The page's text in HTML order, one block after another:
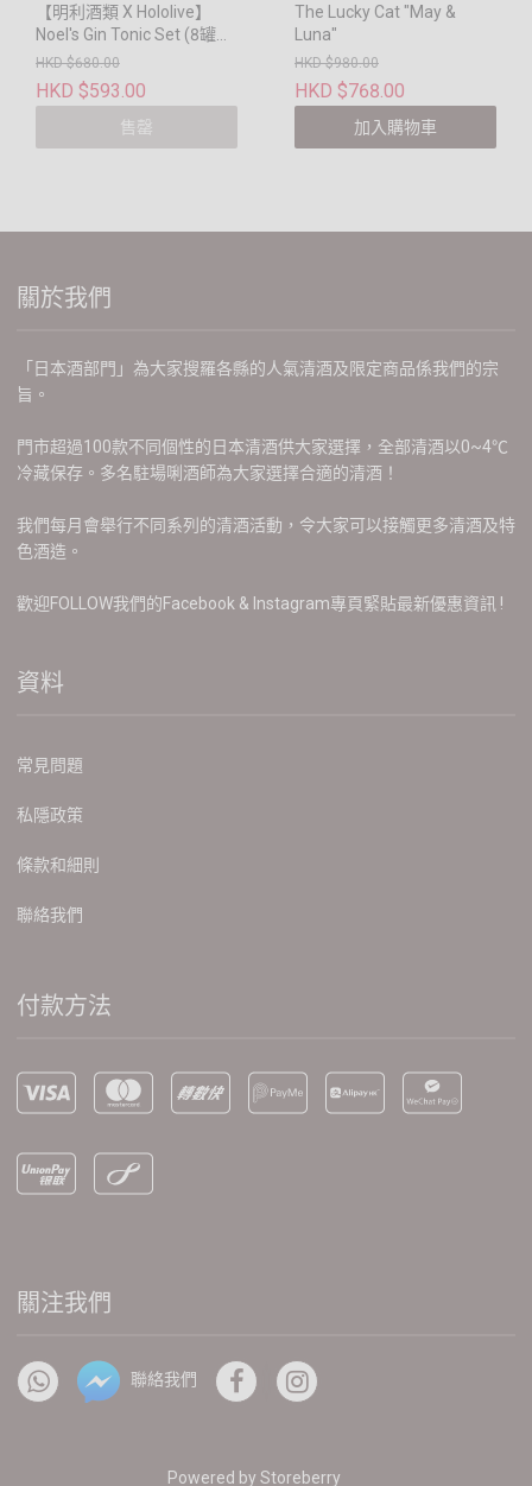
【明利酒類 X Hololive】
Noel's Gin Tonic Set (8罐
x350ml)
HKD $680.00
HKD $593.00
售罄
The Lucky Cat "May &
Luna"
HKD $980.00
HKD $768.00
加入購物車
關於我們
「日本酒部門」為大家搜羅各縣的人氣清酒及限定商品係我們的宗
旨。
門市超過100款不同個性的日本清酒供大家選擇，全部清酒以0~4℃
冷藏保存。多名駐場唎酒師為大家選擇合適的清酒！
我們每月會舉行不同系列的清酒活動，令大家可以接觸更多清酒及特
色酒造。
歡迎FOLLOW我們的Facebook & Instagram專頁緊貼最新優惠資訊 !
資料
常見問題
私隱政策
條款和細則
聯絡我們
付款方法
關注我們
聯絡我們
Powered by Storeberry